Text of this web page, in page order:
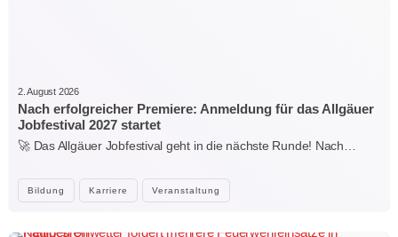
Bildung Karriere Veranstaltung
2. August 2026
Nach erfolgreicher Premiere: Anmeldung für das Allgäuer
Jobfestival 2027 startet
🚀 Das Allgäuer Jobfestival geht in die nächste Runde! Nach…